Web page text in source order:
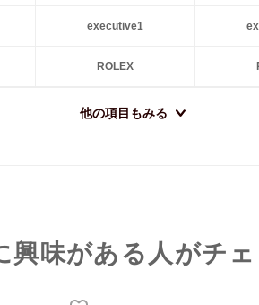
executive1
ROLEX
他の項目もみる
興味がある人がチ